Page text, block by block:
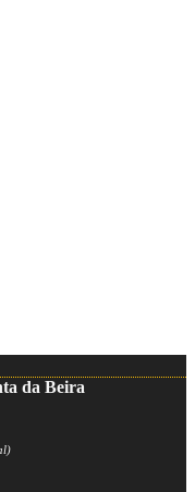
da Beira